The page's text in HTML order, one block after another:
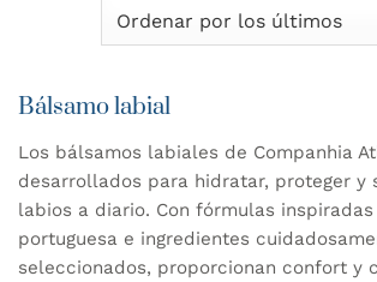
Bálsamo labial
Los bálsamos labiales de Companhia
desarrollados para hidratar, proteger y
labios a diario. Con fórmulas
portuguesa e ingredientes
seleccionados, proporcionan confort y